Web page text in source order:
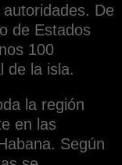
De
de Estados
100
de la isla.
la región
en las
Según